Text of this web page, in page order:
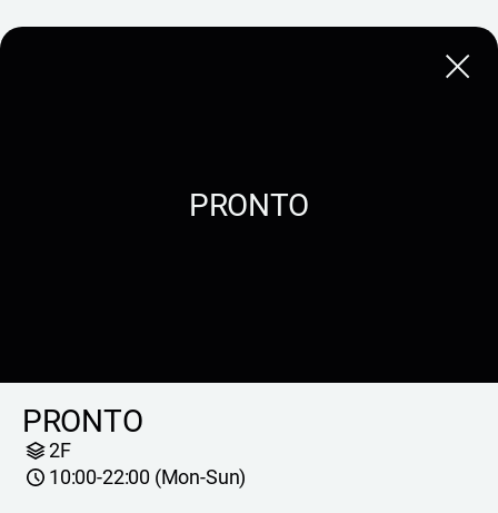
Close
PRONTO
PRONTO
2F
10:00-22:00 (Mon-Sun)